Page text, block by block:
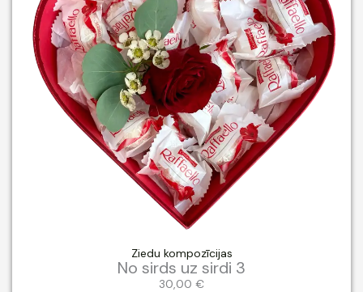
Ziedu kompozīcijas
No sirds uz sirdi 3
30,00 €